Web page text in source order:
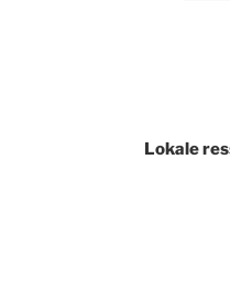
Lokale